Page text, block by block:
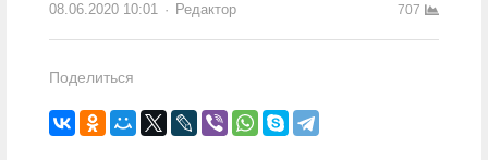
08.06.2020 10:01 Author
Редактор 707
Поделиться